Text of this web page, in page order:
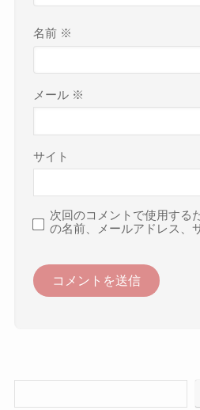
名前 ※
メール ※
サイト
次回のコメントで使用する
の名前、メールアドレス、